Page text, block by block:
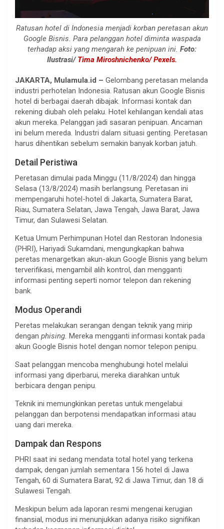
Ratusan hotel di Indonesia menjadi korban peretasan akun
Google Bisnis. Para pelanggan hotel diminta waspada
terhadap aksi yang mengarah ke penipuan ini. Foto:
Ilustrasi/ Tima Miroshnichenko/ Pexels.
JAKARTA, Mulamula.id – Gelombang peretasan melanda
industri perhotelan Indonesia. Ratusan akun Google Bisnis
hotel di berbagai daerah dibajak. Informasi kontak dan
rekening diubah oleh pelaku. Hotel kehilangan kendali atas
akun mereka. Pelanggan jadi sasaran penipuan. Ancaman
ini belum mereda. Industri dalam situasi genting. Peretasan
harus dihentikan sebelum semakin banyak korban jatuh.
Detail Peristiwa
Peretasan dimulai pada Minggu (11/8/2024) dan hingga
Selasa (13/8/2024) masih berlangsung. Peretasan ini
mempengaruhi hotel-hotel di Jakarta, Sumatera Barat,
Riau, Sumatera Selatan, Jawa Tengah, Jawa Barat, Jawa
Timur, dan Sulawesi Selatan.
Ketua Umum Perhimpunan Hotel dan Restoran Indonesia
(PHRI), Hariyadi Sukamdani, mengungkapkan bahwa
peretas menargetkan akun-akun Google Bisnis yang belum
terverifikasi, mengambil alih kontrol, dan mengganti
informasi penting seperti nomor telepon dan rekening
bank.
Modus Operandi
Peretas melakukan serangan dengan teknik yang mirip
dengan phising. Mereka mengganti informasi kontak pada
akun Google Bisnis hotel dengan nomor telepon penipu.
Saat pelanggan mencoba menghubungi hotel melalui
informasi yang diperbarui, mereka diarahkan untuk
berbicara dengan penipu.
Teknik ini memungkinkan peretas untuk mengelabui
pelanggan dan berpotensi mendapatkan informasi atau
uang dari mereka.
Dampak dan Respons
PHRI saat ini sedang mendata total hotel yang terkena
dampak, dengan jumlah sementara 156 hotel di Jawa
Tengah, 60 di Sumatera Barat, 92 di Jawa Timur, dan 18 di
Sulawesi Tengah.
Meskipun belum ada laporan resmi mengenai kerugian
finansial, modus ini menunjukkan adanya risiko signifikan